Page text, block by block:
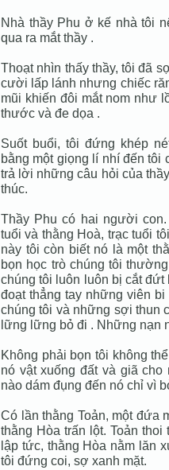
Nhà thầy Phu ở kế nhà tôi
qua ra mắt thầy .
Thoạt nhìn thấy thầy, tôi đã
cười lấp lánh nhưng chiếc
mũi khiến đôi mắt nom như
thước và đe dọa .
Suốt buổi, tôi đứng khép
bằng một giọng lí nhí đến tôi
trả lời những câu hỏi của
thúc.
Thầy Phu có hai người
tuổi và thằng Hoà, trạc tuổi
này tôi còn biết nó là một
bọn học trò chúng tôi
chúng tôi luôn luôn bị cắt
đoạt thẳng tay những viên
chúng tôi và những sợi thun
lững lững bỏ đi . Những nạn
Không phải bọn tôi không
nó vật xuống đất và giã
nào dám đụng đến nó chỉ vì
Có lần thằng Toản, một đứa
thằng Hòa trấn lột. Toản
lập tức, thằng Hòa nằm lăn
tôi đứng coi, sợ xanh mặt.